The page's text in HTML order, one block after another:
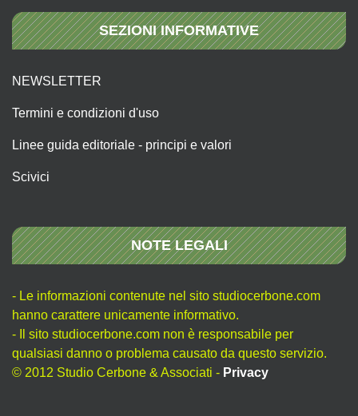
SEZIONI INFORMATIVE
NEWSLETTER
Termini e condizioni d'uso
Linee guida editoriale - principi e valori
Scivici
NOTE LEGALI
- Le informazioni contenute nel sito studiocerbone.com
hanno carattere unicamente informativo.
- Il sito studiocerbone.com non è responsabile per
qualsiasi danno o problema causato da questo servizio.
© 2012 Studio Cerbone & Associati - Privacy